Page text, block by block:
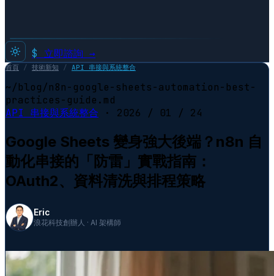
$ 立即諮詢 →
首頁 / 技術新知 / API 串接與系統整合
~/blog/n8n-google-sheets-automation-best-
practices-guide.md
API 串接與系統整合 · 2026 / 01 / 24
Google Sheets 變身強大後端？n8n 自
動化串接的「防雷」實戰指南：
OAuth2、資料清洗與排程策略
Eric
浪花科技創辦人 · AI 架構師